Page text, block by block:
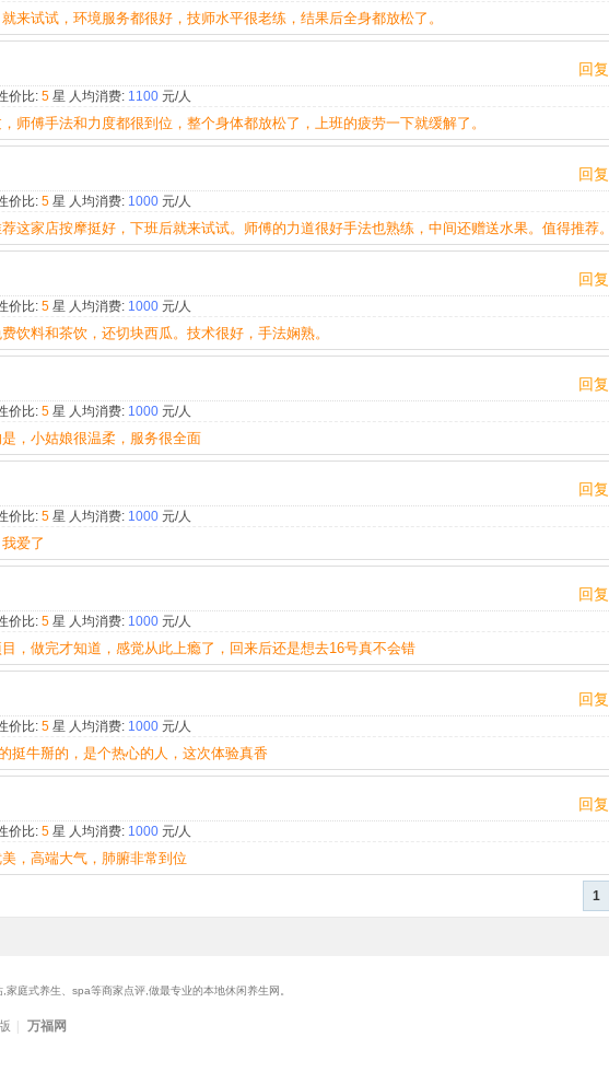
来试试，环境服务都很好，技师水平很老练，结果后全身都放松了。
回复
价比: 5 星 人均消费: 1100 元/人
师傅手法和力度都很到位，整个身体都放松了，上班的疲劳一下就缓解了。
回复
价比: 5 星 人均消费: 1000 元/人
这家店按摩挺好，下班后就来试试。师傅的力道很好手法也熟练，中间还赠送水果。值得推荐。
回复
价比: 5 星 人均消费: 1000 元/人
饮料和茶饮，还切块西瓜。技术很好，手法娴熟。
回复
价比: 5 星 人均消费: 1000 元/人
，小姑娘很温柔，服务很全面
回复
价比: 5 星 人均消费: 1000 元/人
爱了
回复
价比: 5 星 人均消费: 1000 元/人
，做完才知道，感觉从此上瘾了，回来后还是想去16号真不会错
回复
价比: 5 星 人均消费: 1000 元/人
挺牛掰的，是个热心的人，这次体验真香
回复
价比: 5 星 人均消费: 1000 元/人
，高端大气，肺腑非常到位
1
庭式养生、spa等商家点评,做最专业的本地休闲养生网。
万福网